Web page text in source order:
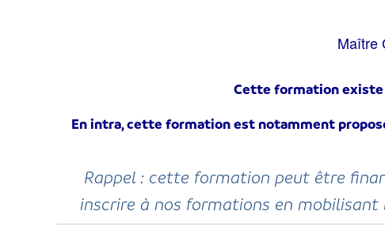
Maître
Cette formation existe
En intra, cette formation est notamment
Rappel : cette formation peut être
inscrire à nos formations en mobilisant